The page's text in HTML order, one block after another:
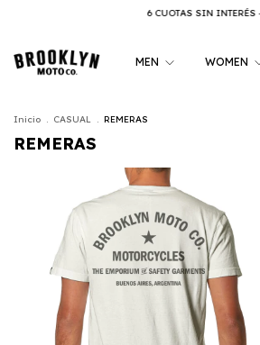
CUOTAS SIN INTERÉS - 10% OFF CON TRANSFERENCIA
MEN WOMEN
Inicio . CASUAL . REMERAS
REMERAS